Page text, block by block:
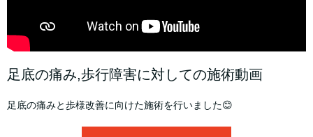
足底の痛み,歩行障害に対しての施術動画
足底の痛みと歩様改善に向けた施術を行いました😊